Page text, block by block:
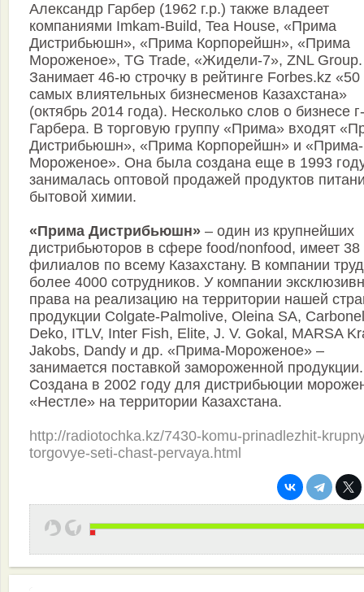
Александр Гарбер (1962 г.р.) также владеет
компаниями Imkam-Build, Tea House, «Прима
Дистрибьюшн», «Прима Корпорейшн», «Прима
Мороженое», TG Trade, «Жидели-7», ZNL Group.
Занимает 46-ю строчку в рейтинге Forbes.kz «50
самых влиятельных бизнесменов Казахстана»
(октябрь 2014 года). Несколько слов о бизнесе
Гарбера. В торговую группу «Прима» входят
Дистрибьюшн», «Прима Корпорейшн» и «Прима-
Мороженое». Она была создана еще в 1993
занималась оптовой продажей продуктов
бытовой химии.
«Прима Дистрибьюшн» – один из крупнейших
дистрибьюторов в сфере food/nonfood, имеет 38
филиалов по всему Казахстану. В компании
более 4000 сотрудников. У компании
права на реализацию на территории нашей
продукции Colgate-Palmolive, Oleina SA,
Deko, ITLV, Inter Fish, Elite, J. V. Gokal, MARSA
Jakobs, Dandy и др. «Прима-Мороженое» –
занимается поставкой замороженной продукции.
Создана в 2002 году для дистрибьюции
«Нестле» на территории Казахстана.
http://radiotochka.kz/7430-komu-prinadlezhit-
torgovye-seti-chast-pervaya.html